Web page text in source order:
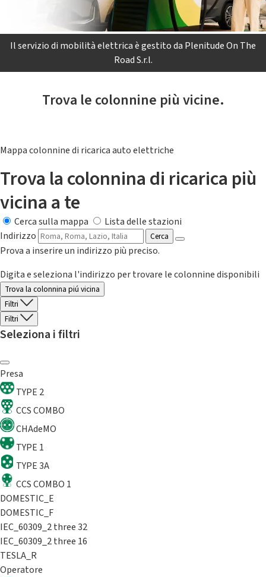
Il servizio di mobilità elettrica è gestito da Plenitude On The
Road S.r.l.
Trova le colonnine più vicine.
Mappa colonnine di ricarica auto elettriche
Trova la colonnina di ricarica più
vicina a te
Cerca sulla mappa
Lista delle stazioni
Indirizzo
Cerca
Prova a inserire un indirizzo più preciso.
Digita e seleziona l'indirizzo per trovare le colonnine disponibili
Trova la colonnina piú vicina
Filtri
Filtri
Seleziona i filtri
Presa
TYPE 2
CCS COMBO
CHAdeMO
TYPE 1
TYPE 3A
CCS COMBO 1
DOMESTIC_E
DOMESTIC_F
IEC_60309_2 three 32
IEC_60309_2 three 16
TESLA_R
Operatore